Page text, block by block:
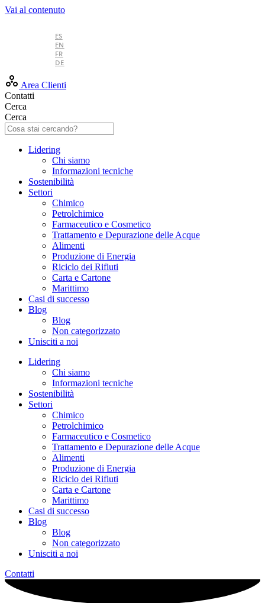
Vai al contenuto
ES
EN
FR
DE
Area Clienti
Contatti
Cerca
Cerca
Lidering
Chi siamo
Informazioni tecniche
Sostenibilità
Settori
Chimico
Petrolchimico
Farmaceutico e Cosmetico
Trattamento e Depurazione delle Acque
Alimenti
Produzione di Energia
Riciclo dei Rifiuti
Carta e Cartone
Marittimo
Casi di successo
Blog
Blog
Non categorizzato
Unisciti a noi
Lidering
Chi siamo
Informazioni tecniche
Sostenibilità
Settori
Chimico
Petrolchimico
Farmaceutico e Cosmetico
Trattamento e Depurazione delle Acque
Alimenti
Produzione di Energia
Riciclo dei Rifiuti
Carta e Cartone
Marittimo
Casi di successo
Blog
Blog
Non categorizzato
Unisciti a noi
Contatti